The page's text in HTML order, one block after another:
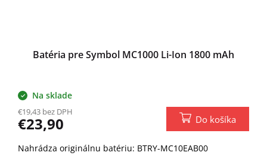
Batéria pre Symbol MC1000 Li-Ion 1800 mAh
Na sklade
€19,43 bez DPH
€23,90 Do košíka
Nahrádza originálnu batériu: BTRY-MC10EAB00